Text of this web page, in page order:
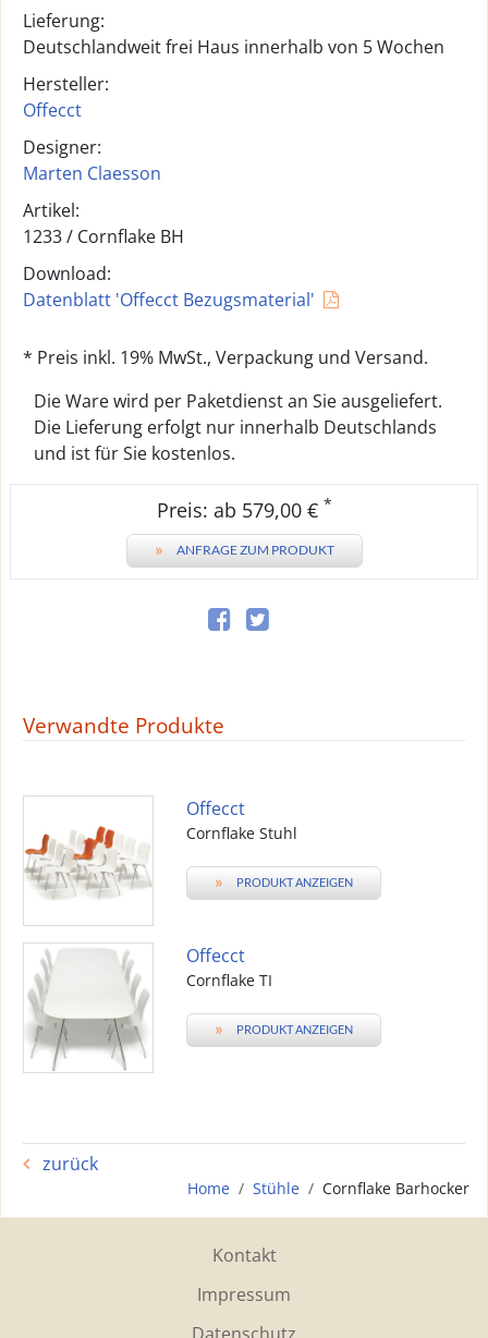
Lieferung:
Deutschlandweit frei Haus innerhalb von 5 Wochen
Hersteller:
Offecct
Designer:
Marten Claesson
Artikel:
1233 / Cornflake BH
Download:
Datenblatt 'Offecct Bezugsmaterial'
* Preis inkl. 19% MwSt., Verpackung und Versand.
Die Ware wird per Paketdienst an Sie ausgeliefert.
Die Lieferung erfolgt nur innerhalb Deutschlands
und ist für Sie kostenlos.
Preis: ab 579,00 € *
» ANFRAGE ZUM PRODUKT
Verwandte Produkte
Offecct
Cornflake Stuhl
» PRODUKT ANZEIGEN
Offecct
Cornflake TI
» PRODUKT ANZEIGEN
zurück
Home Stühle Cornflake Barhocker
Kontakt
Impressum